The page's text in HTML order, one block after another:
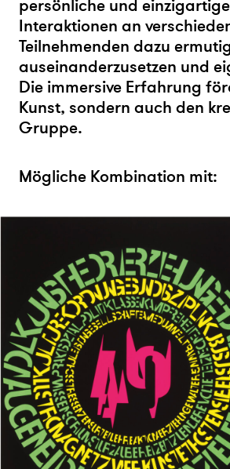
persönliche und
Interaktionen an
Teilnehmenden dazu
auseinanderzusetzen und
Die immersive Erfahrung
Kunst, sondern auch den
Gruppe.
Mögliche Kombination mit: